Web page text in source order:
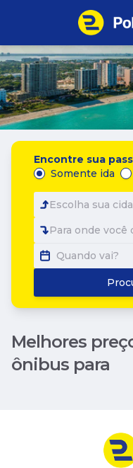
Encontre sua
Somente ida
Escolha sua
Para onde você
Quando vai?
Melhores
ônibus para